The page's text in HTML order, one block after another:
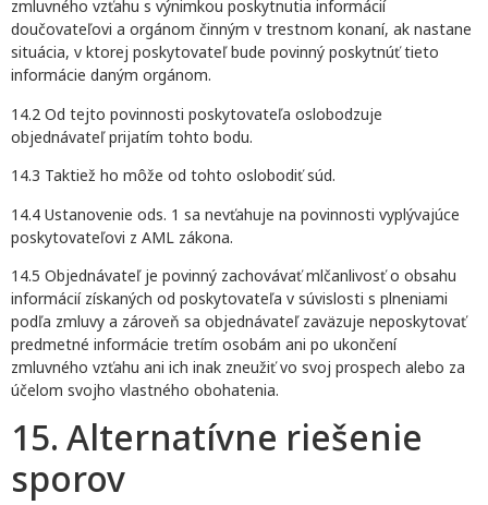
zmluvného vzťahu s výnimkou poskytnutia informácií
doučovateľovi a orgánom činným v trestnom konaní, ak nastane
situácia, v ktorej poskytovateľ bude povinný poskytnúť tieto
informácie daným orgánom.
14.2 Od tejto povinnosti poskytovateľa oslobodzuje
objednávateľ prijatím tohto bodu.
14.3 Taktiež ho môže od tohto oslobodiť súd.
14.4 Ustanovenie ods. 1 sa nevťahuje na povinnosti vyplývajúce
poskytovateľovi z AML zákona.
14.5 Objednávateľ je povinný zachovávať mlčanlivosť o obsahu
informácií získaných od poskytovateľa v súvislosti s plneniami
podľa zmluvy a zároveň sa objednávateľ zaväzuje neposkytovať
predmetné informácie tretím osobám ani po ukončení
zmluvného vzťahu ani ich inak zneužiť vo svoj prospech alebo za
účelom svojho vlastného obohatenia.
15. Alternatívne riešenie
sporov